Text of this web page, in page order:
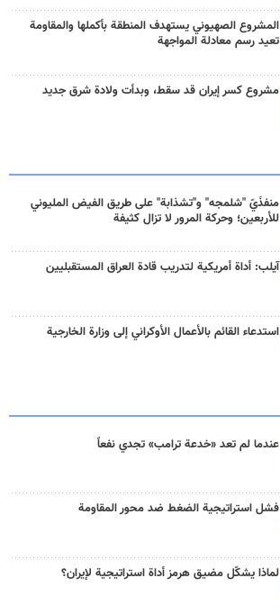
المشروع الصهيوني يستهدف المنطقة بأكملها والمقاومة
تعيد رسم معادلة المواجهة
مشروع كسر إيران قد سقط، وبدأت ولادة شرق جديد
منفذَيّ "شلمجه" و"تشذابة" على طريق الفيض المليوني
للأربعين؛ وحركة المرور لا تزال كثيفة
آيلب: أداة أمريكية لتدريب قادة العراق المستقبليين
استدعاء القائم بالأعمال الأوكراني إلى وزارة الخارجية
عندما لم تعد «خدعة ترامب» تجدي نفعاً
فشل استراتيجية الضغط ضد محور المقاومة
لماذا يشكّل مضيق هرمز أداة استراتيجية لإيران؟